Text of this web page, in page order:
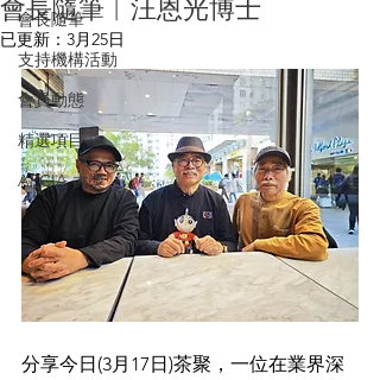
會長隨筆
支持機構活動
會員動態
精選項目
APCIA 大獎
會長隨筆︱汪恩光博士
已更新： 3月25日
分享今日(3月17日)茶聚，一位在業界深